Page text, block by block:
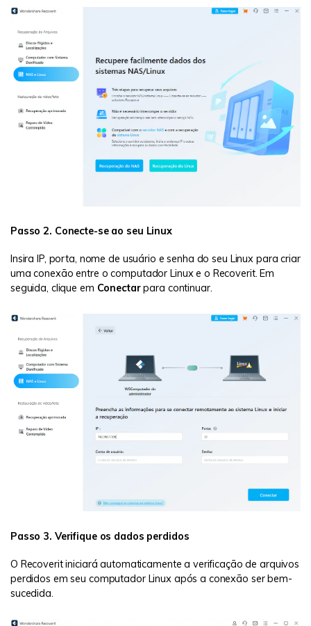
Passo 2. Conecte-se ao seu Linux
Insira IP, porta, nome de usuário e senha do seu Linux para criar
uma conexão entre o computador Linux e o Recoverit. Em
seguida, clique em Conectarpara continuar.
Passo 3. Verifique os dados perdidos
O Recoverit iniciará automaticamente a verificação de arquivos
perdidos em seu computador Linux após a conexão ser bem-
sucedida.